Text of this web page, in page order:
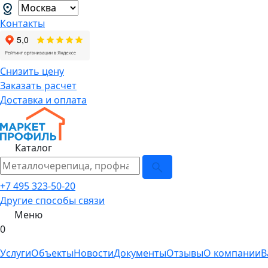
Контакты
Снизить цену
Заказать расчет
Доставка и оплата
Каталог
+7 495 323-50-20
Другие способы связи
Меню
0
УслугиОбъектыНовостиДокументыОтзывыО компании